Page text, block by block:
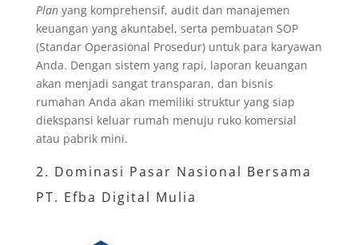
Planyang komprehensif, audit dan manajemen
keuangan yang akuntabel, serta pembuatan SOP
(Standar Operasional Prosedur) untuk para karyawan
Anda. Dengan sistem yang rapi, laporan keuangan
akan menjadi sangat transparan, dan bisnis
rumahan Anda akan memiliki struktur yang siap
diekspansi keluar rumah menuju ruko komersial
atau pabrik mini.
2. Dominasi Pasar Nasional Bersama
PT. Efba Digital Mulia